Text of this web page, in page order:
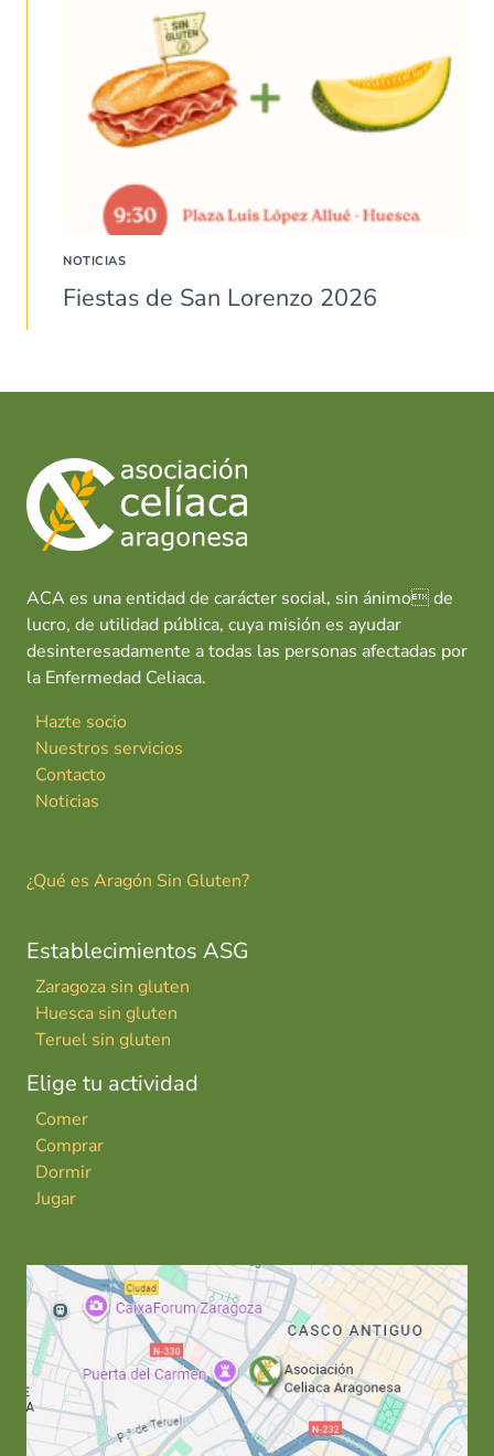
NOTICIAS
Fiestas de San Lorenzo 2026
ACA es una entidad de carácter social, sin ánimo de
lucro, de utilidad pública, cuya misión es ayudar
desinteresadamente a todas las personas afectadas por
la Enfermedad Celiaca.
Hazte socio
Nuestros servicios
Contacto
Noticias
¿Qué es Aragón Sin Gluten?
Establecimientos ASG
Zaragoza sin gluten
Huesca sin gluten
Teruel sin gluten
Elige tu actividad
Comer
Comprar
Dormir
Jugar